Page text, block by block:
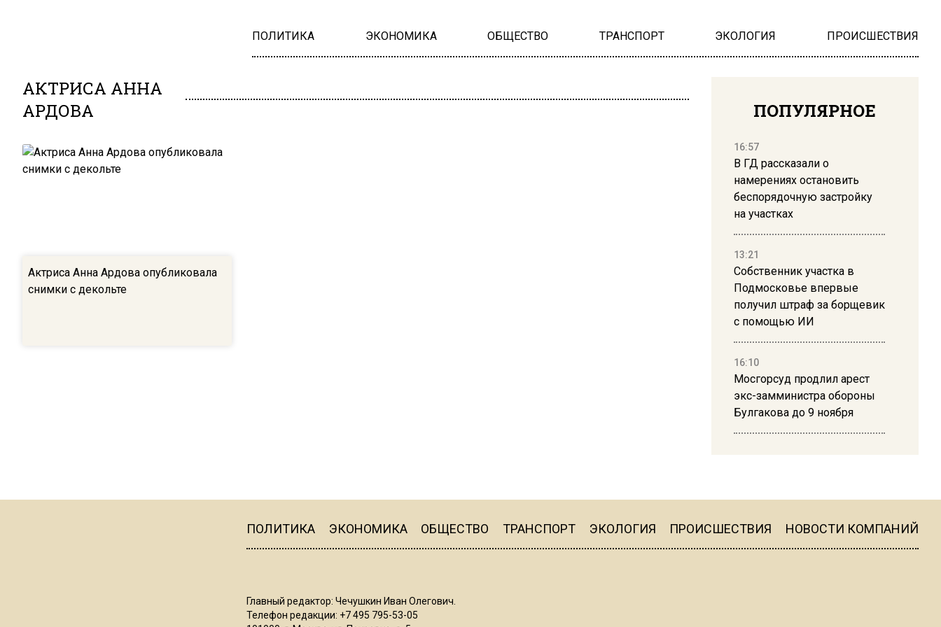
ПОЛИТИКА ЭКОНОМИКА ОБЩЕСТВО ТРАНСПОРТ ЭКОЛОГИЯ ПРОИСШЕСТВИЯ
АКТРИСА АННА
АРДОВА
Актриса Анна Ардова опубликовала
снимки с декольте
ПОПУЛЯРНОЕ
16:57
В ГД рассказали о
намерениях остановить
беспорядочную застройку
на участках
13:21
Собственник участка в
Подмосковье впервые
получил штраф за борщевик
с помощью ИИ
16:10
Мосгорсуд продлил арест
экс-замминистра обороны
Булгакова до 9 ноября
16:19
ПОЛИТИКА ЭКОНОМИКА ОБЩЕСТВО ТРАНСПОРТ ЭКОЛОГИЯ ПРОИСШЕСТВИЯ НОВОСТИ КОМПАНИЙ
Главный редактор: Чечушкин Иван Олегович.
Телефон редакции: +7 495 795-53-05